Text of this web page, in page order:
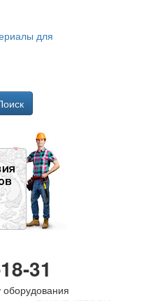
для
31